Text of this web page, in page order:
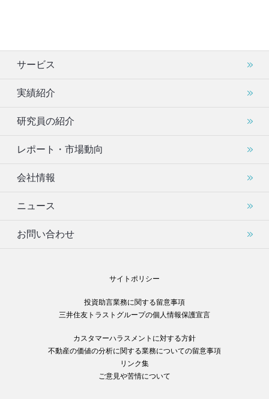
サービス
実績紹介
研究員の紹介
レポート・市場動向
会社情報
ニュース
お問い合わせ
サイトポリシー
投資助言業務に関する留意事項
三井住友トラストグループの個人情報保護宣言
カスタマーハラスメントに対する方針
不動産の価値の分析に関する業務についての留意事項
リンク集
ご意見や苦情について